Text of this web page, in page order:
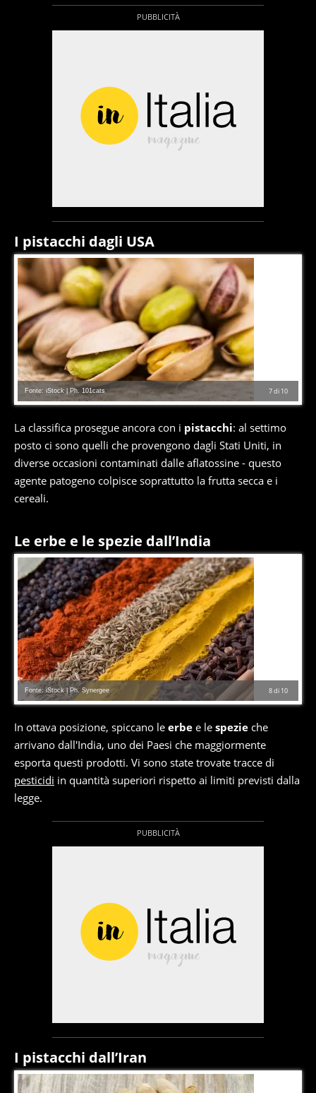
I pistacchi dagli USA
7di 10
Fonte: iStock | Ph. 101cats
La classifica prosegue ancora con i pistacchi: al settimo
posto ci sono quelli che provengono dagli Stati Uniti, in
diverse occasioni contaminati dalle aflatossine - questo
agente patogeno colpisce soprattutto la frutta secca e i
cereali.
Le erbe e le spezie dall’India
8di 10
Fonte: iStock | Ph. Synergee
In ottava posizione, spiccano le erbe e le spezie che
arrivano dall'India, uno dei Paesi che maggiormente
esporta questi prodotti. Vi sono state trovate tracce di
pesticidi in quantità superiori rispetto ai limiti previsti dalla
legge.
I pistacchi dall’Iran